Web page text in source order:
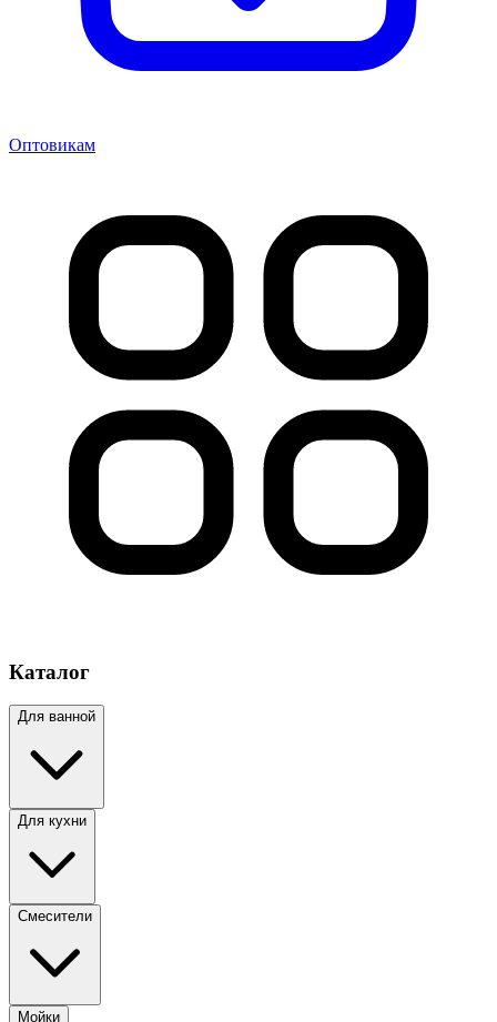
Оптовикам
Каталог
Для ванной
Для кухни
Смесители
Мойки